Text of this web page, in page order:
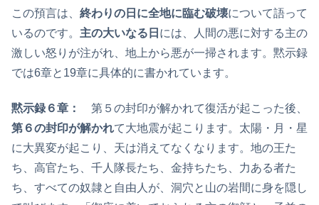
この預言は、 終わりの日に全地に臨む破壊について語って
いるのです。 主の大いなる日 には、人間の悪に対する主の
激しい怒りが注がれ、地上から悪が一掃されます。黙示録
では6章と19章に具体的に書かれています。
黙示録６章： 第５の封印が解かれて復活が起こった後、
第６の封印が解かれて大地震が起こります。太陽・月・星
に大異変が起こり、天は消えてなくなります。地の王た
ち、高官たち、千人隊長たち、金持ちたち、力ある者た
ち、すべての奴隷と自由人が、洞穴と山の岩間に身を隠し